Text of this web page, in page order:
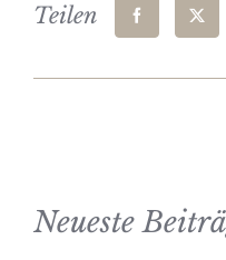
Teilen
Neueste